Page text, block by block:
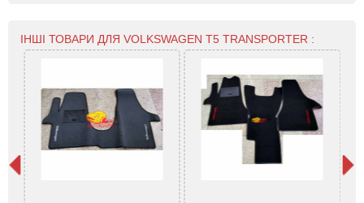
ІНШІ ТОВАРИ ДЛЯ VOLKSWAGEN T5 TRANSPORTER :